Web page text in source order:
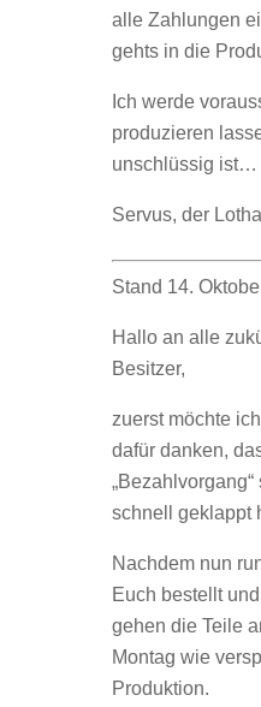
alle Zahlungen
gehts in die
Ich werde
produzieren
unschlüssig ist…
Servus, der
Stand 14.
Hallo an alle
Besitzer,
zuerst möchte
dafür danken,
schnell geklappt
Nachdem nun
Euch bestellt
gehen die Teile
Montag wie
Produktion.